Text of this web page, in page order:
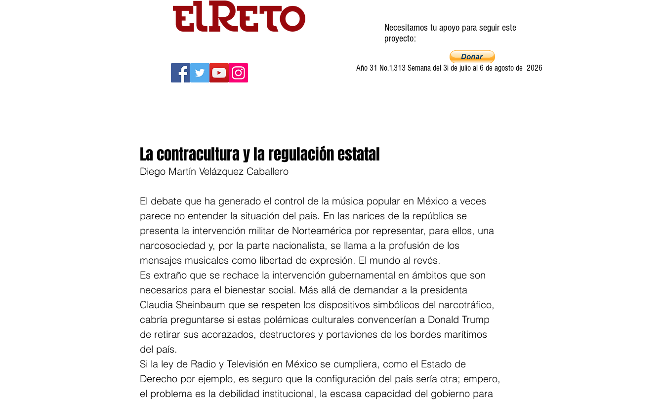
Necesitamos tu apoyo para seguir este
proyecto:
Año 31 No.1,313 Semana del 3i de julio al 6 de agosto de 2026
La contracultura y la regulación estatal
Diego Martín Velázquez Caballero
El debate que ha generado el control de la música popular en México a veces
parece no entender la situación del país. En las narices de la república se
presenta la intervención militar de Norteamérica por representar, para ellos, una
narcosociedad y, por la parte nacionalista, se llama a la profusión de los
mensajes musicales como libertad de expresión. El mundo al revés.
Es extraño que se rechace la intervención gubernamental en ámbitos que son
necesarios para el bienestar social. Más allá de demandar a la presidenta
Claudia Sheinbaum que se respeten los dispositivos simbólicos del narcotráfico,
cabría preguntarse si estas polémicas culturales convencerían a Donald Trump
de retirar sus acorazados, destructores y portaviones de los bordes marítimos
del país.
Si la ley de Radio y Televisión en México se cumpliera, como el Estado de
Derecho por ejemplo, es seguro que la configuración del país sería otra; empero,
el problema es la debilidad institucional, la escasa capacidad del gobierno para